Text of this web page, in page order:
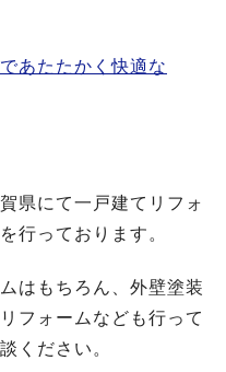
あたたかく快適な
県にて一戸建てリフォ
行っております。
はもちろん、外壁塗装
フォームなども行って
ください。